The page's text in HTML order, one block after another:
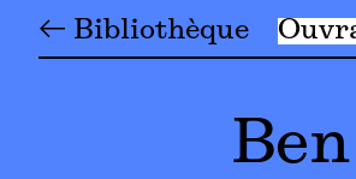
← Bibliothèque